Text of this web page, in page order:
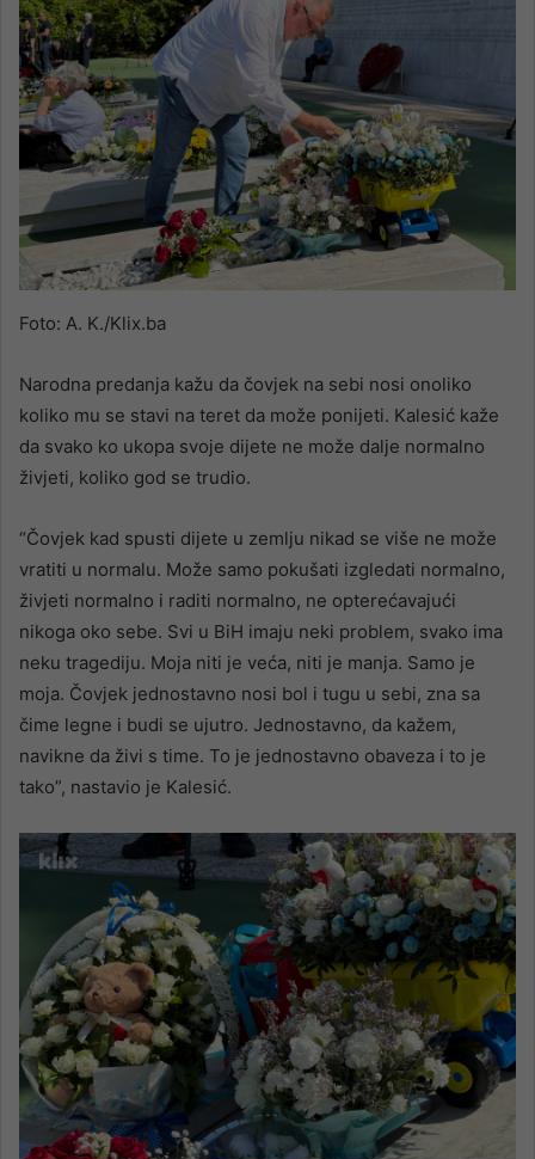
Foto: A. K./Klix.ba
Narodna predanja kažu da čovjek na sebi nosi onoliko
koliko mu se stavi na teret da može ponijeti. Kalesić kaže
da svako ko ukopa svoje dijete ne može dalje normalno
živjeti, koliko god se trudio.
“Čovjek kad spusti dijete u zemlju nikad se više ne može
vratiti u normalu. Može samo pokušati izgledati normalno,
živjeti normalno i raditi normalno, ne opterećavajući
nikoga oko sebe. Svi u BiH imaju neki problem, svako ima
neku tragediju. Moja niti je veća, niti je manja. Samo je
moja. Čovjek jednostavno nosi bol i tugu u sebi, zna sa
čime legne i budi se ujutro. Jednostavno, da kažem,
navikne da živi s time. To je jednostavno obaveza i to je
tako”, nastavio je Kalesić.